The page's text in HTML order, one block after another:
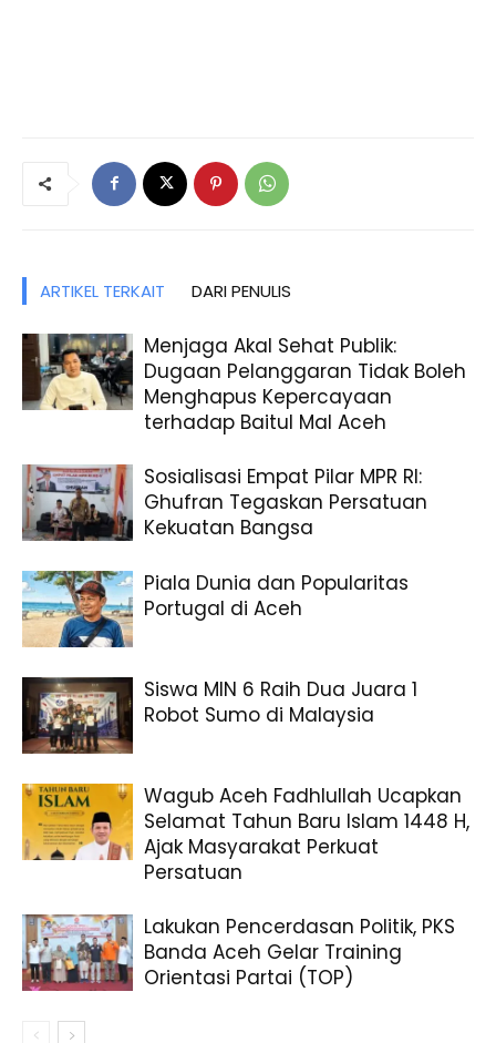
ARTIKEL TERKAIT DARI PENULIS
Menjaga Akal Sehat Publik:
Dugaan Pelanggaran Tidak Boleh
Menghapus Kepercayaan
terhadap Baitul Mal Aceh
Sosialisasi Empat Pilar MPR RI:
Ghufran Tegaskan Persatuan
Kekuatan Bangsa
Piala Dunia dan Popularitas
Portugal di Aceh
Siswa MIN 6 Raih Dua Juara 1
Robot Sumo di Malaysia
Wagub Aceh Fadhlullah Ucapkan
Selamat Tahun Baru Islam 1448 H,
Ajak Masyarakat Perkuat
Persatuan
Lakukan Pencerdasan Politik, PKS
Banda Aceh Gelar Training
Orientasi Partai (TOP)